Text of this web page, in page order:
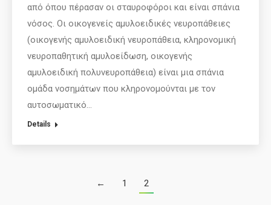
από όπου πέρασαν οι σταυροφόροι και είναι σπάνια
νόσος. Οι οικογενείς αμυλοειδικές νευροπάθειες
(οικογενής αμυλοειδική νευροπάθεια, κληρονομική
νευροπαθητική αμυλοείδωση, οικογενής
αμυλοειδική πολυνευροπάθεια) είναι μια σπάνια
ομάδα νοσημάτων που κληρονομούνται με τον
αυτοσωματικό…
Details
← 1 2